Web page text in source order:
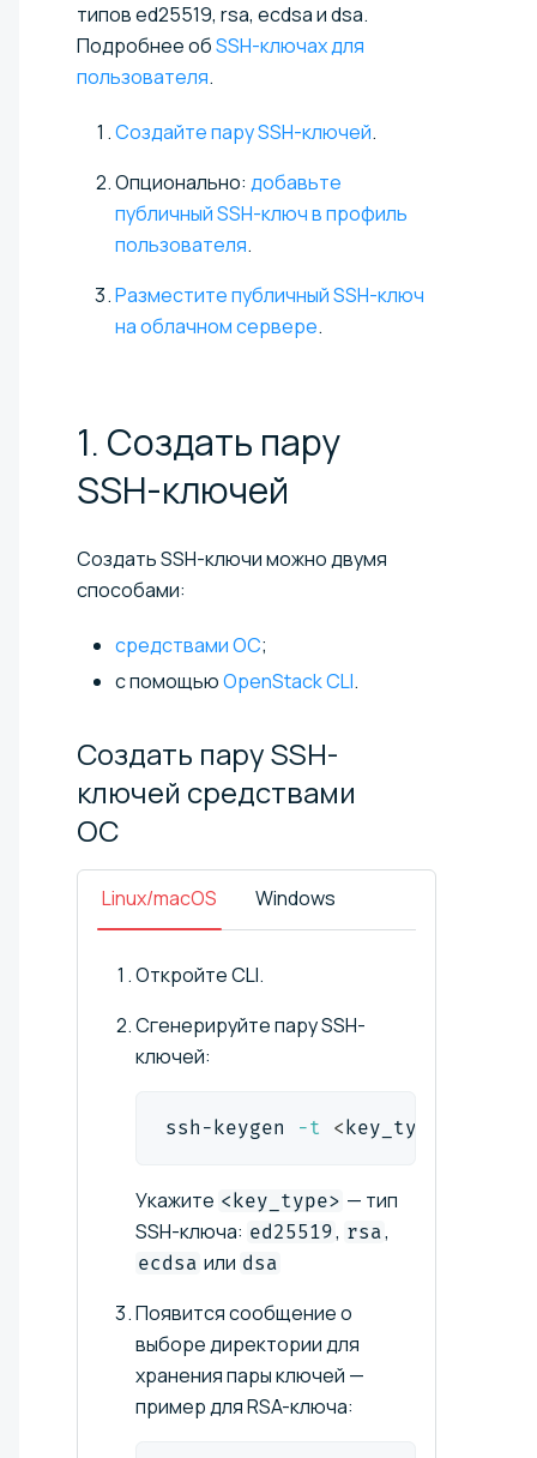
типов еd25519, rsa, ecdsa и dsa.
Подробнее обSSH-ключах для
пользователя.
Создайте пару SSH-ключей.
Опционально: добавьте
публичный SSH-ключ в профиль
пользователя.
Разместите публичный SSH-ключ
на облачном сервере.
1. Создать пару
SSH-ключей
Создать SSH-ключи можно двумя
способами:
средствами ОС;
с помощьюOpenStack CLI.
Создать пару SSH-
ключей средствами
ОС
Linux/macOS Windows
Откройте CLI.
Сгенерируйте пару SSH-
ключей:
ssh-keygen -t < key_type
Укажите <key_type> — тип
SSH-ключа: еd25519, rsa,
ecdsa или dsa
Появится сообщение о
выборе директории для
хранения пары ключей —
пример для RSA-ключа: